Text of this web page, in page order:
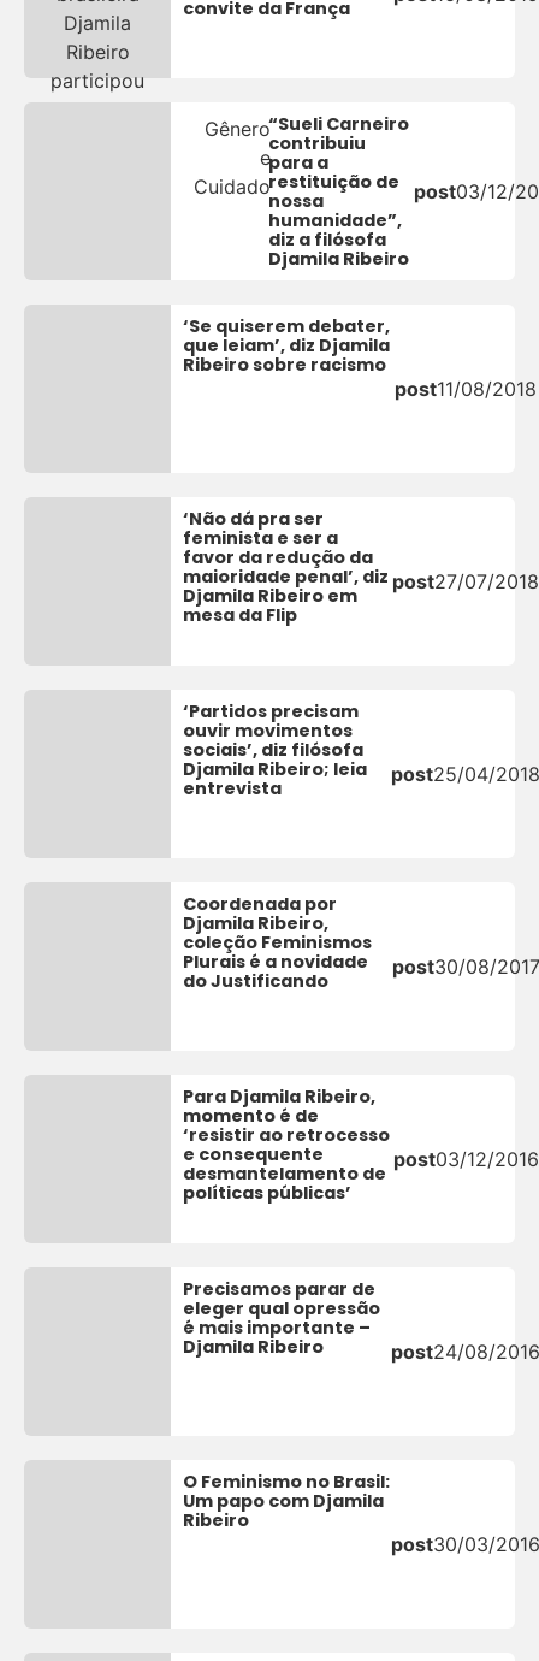
convite da França
Gênero
e
Cuidado
“Sueli Carneiro
contribuiu
para a
restituição de
nossa
humanidade”,
diz a filósofa
Djamila Ribeiro
post03/12/
‘Se quiserem debater,
que leiam’, diz Djamila
Ribeiro sobre racismo
post11/08/2018
‘Não dá pra ser
feminista e ser a
favor da redução da
maioridade penal’, diz
Djamila Ribeiro em
mesa da Flip
post27/07/2018
‘Partidos precisam
ouvir movimentos
sociais’, diz filósofa
Djamila Ribeiro; leia
entrevista
post25/04/
Coordenada por
Djamila Ribeiro,
coleção Feminismos
Plurais é a novidade
do Justificando
post30/08/2017
Para Djamila Ribeiro,
momento é de
‘resistir ao retrocesso
e consequente
desmantelamento de
políticas públicas’
post03/12/2016
Precisamos parar de
eleger qual opressão
é mais importante –
Djamila Ribeiro
post24/08/
O Feminismo no Brasil:
Um papo com Djamila
Ribeiro
post30/03/